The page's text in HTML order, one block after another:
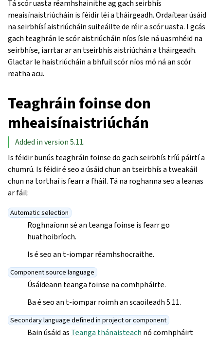
Tá scór uasta réamhshainithe ag gach seirbhís
meaisínaistriúcháin is féidir léi a tháirgeadh. Ordaítear úsáid
na seirbhísí aistriúcháin suiteáilte de réir a scór uasta. I gcás
gach teaghrán le scór aistriúcháin níos ísle ná uasmhéid na
seirbhíse, iarrtar ar an tseirbhís aistriúchán a tháirgeadh.
Glactar le haistriúcháin a bhfuil scór níos mó ná an scór
reatha acu.
Teaghráin foinse don
mheaisínaistriúchán
Added in version 5.11.
Is féidir bunús teaghráin foinse do gach seirbhís tríú páirtí a
chumrú. Is féidir é seo a úsáid chun an tseirbhís a tweakáil
chun na torthaí is fearr a fháil. Tá na roghanna seo a leanas
ar fáil:
Automatic selection
Roghnaíonn sé an teanga foinse is fearr go
huathoibríoch.
Is é seo an t-iompar réamhshocraithe.
Component source language
Úsáideann teanga foinse na comhpháirte.
Ba é seo an t-iompar roimh an scaoileadh 5.11.
Secondary language defined in project or component
Bain úsáid as Teanga thánaisteach nó comhpháirt